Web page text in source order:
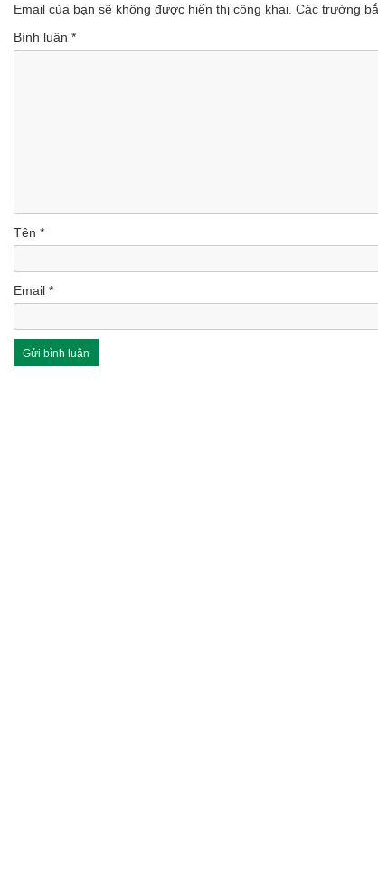
Email của bạn sẽ không được hiển thị công khai. Các trường
Bình luận *
Tên *
Email *